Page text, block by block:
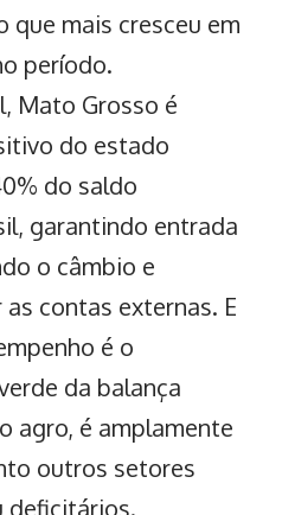
mais cresceu em
período.
Mato Grosso é
do estado
do saldo
garantindo entrada
o câmbio e
contas externas. E
é o
da balança
agro, é amplamente
outros setores
deficitários.